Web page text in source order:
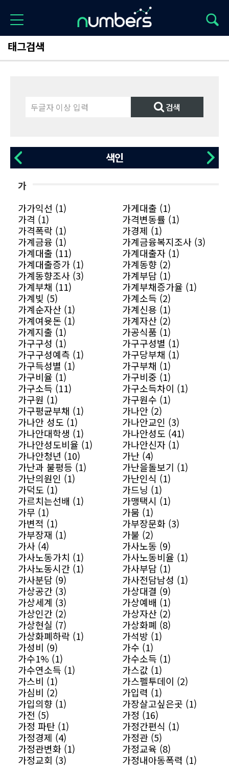
태그검색
검색
최신
인기
색인
가
가가익선 (1)
가게대출 (1)
가격 (1)
가격변동률 (1)
가격폭락 (1)
가경제 (1)
가계금융 (1)
가계금융복지조사 (3)
가계대출 (11)
가계대출자 (1)
가계대출증가 (1)
가계동향 (2)
가계동향조사 (3)
가계부담 (1)
가계부채 (11)
가계부채증가율 (1)
가계빚 (5)
가계소득 (2)
가계순자산 (1)
가계신용 (1)
가계여윳돈 (1)
가계자산 (2)
가계지출 (1)
가공식품 (1)
가구구성 (1)
가구구성별 (1)
가구구성예측 (1)
가구당부채 (1)
가구득성별 (1)
가구부채 (1)
가구비율 (1)
가구비중 (1)
가구소득 (11)
가구소득차이 (1)
가구원 (1)
가구원수 (1)
가구평균부채 (1)
가나안 (2)
가나안 성도 (1)
가나안교인 (3)
가나안대학생 (1)
가나안성도 (41)
가나안성도비율 (1)
가나안신자 (1)
가나안청년 (10)
가난 (4)
가난과 불평등 (1)
가난을돌보기 (1)
가난의원인 (1)
가난인식 (1)
가덕도 (1)
가드닝 (1)
가르치는선배 (1)
가맹택시 (1)
가무 (1)
가뭄 (1)
가변적 (1)
가부장문화 (3)
가부장재 (1)
가불 (2)
가사 (4)
가사노동 (9)
가사노동가치 (1)
가사노동비율 (1)
가사노동시간 (1)
가사부담 (1)
가사분담 (9)
가사전담남성 (1)
가상공간 (3)
가상대결 (9)
가상세계 (3)
가상예배 (1)
가상인간 (2)
가상자산 (2)
가상현실 (7)
가상화폐 (8)
가상화폐하락 (1)
가석방 (1)
가성비 (9)
가수 (1)
가수1% (1)
가수소득 (1)
가수연소득 (1)
가스값 (1)
가스비 (1)
가스펠투데이 (2)
가심비 (2)
가입력 (1)
가입의향 (1)
가장살고싶은곳 (1)
가전 (5)
가정 (16)
가정 파탄 (1)
가정간편식 (1)
가정경제 (4)
가정관 (5)
가정관변화 (1)
가정교육 (8)
가정교회 (3)
가정내아동폭력 (1)